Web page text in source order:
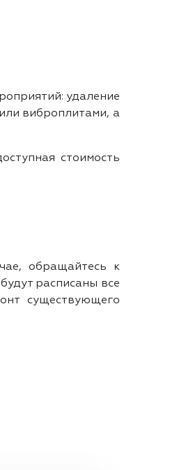
удаление
виброплитами, а
стоимость
обращайтесь к
расписаны все
существующего